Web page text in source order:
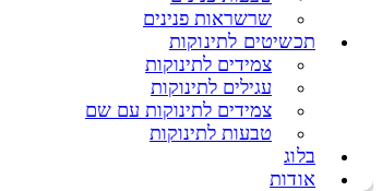
שרשראות פנינים
תכשיטים לתינוקות
צמידים לתינוקות
עגילים לתינוקות
צמידים לתינוקות עם שם
טבעות לתינוקות
בלוג
אודות